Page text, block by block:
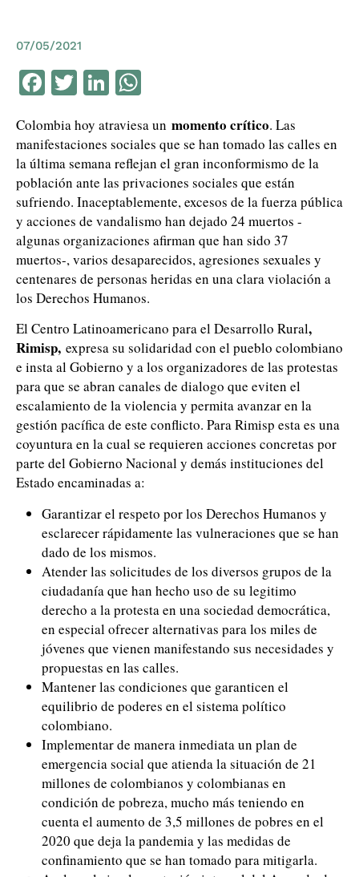
07/05/2021
Facebook
TwitterLinkedIn
Colombia hoy atraviesa un momento crítico. Las
manifestaciones sociales que se han tomado las calles en
la última semana reflejan el gran inconformismo de la
población ante las privaciones sociales que están
sufriendo. Inaceptablemente, excesos de la fuerza pública
y acciones de vandalismo han dejado 24 muertos -
algunas organizaciones afirman que han sido 37
muertos-, varios desaparecidos, agresiones sexuales y
centenares de personas heridas en una clara violación a
los Derechos Humanos.
El Centro Latinoamericano para el Desarrollo Rural,
Rimisp, expresa su solidaridad con el pueblo colombiano
e insta al Gobierno y a los organizadores de las protestas
para que se abran canales de dialogo que eviten el
escalamiento de la violencia y permita avanzar en la
gestión pacífica de este conflicto. Para Rimisp esta es una
coyuntura en la cual se requieren acciones concretas por
parte del Gobierno Nacional y demás instituciones del
Estado encaminadas a:
Garantizar el respeto por los Derechos Humanos y
esclarecer rápidamente las vulneraciones que se han
dado de los mismos.
Atender las solicitudes de los diversos grupos de la
ciudadanía que han hecho uso de su legitimo
derecho a la protesta en una sociedad democrática,
en especial ofrecer alternativas para los miles de
jóvenes que vienen manifestando sus necesidades y
propuestas en las calles.
Mantener las condiciones que garanticen el
equilibrio de poderes en el sistema político
colombiano.
Implementar de manera inmediata un plan de
emergencia social que atienda la situación de 21
millones de colombianos y colombianas en
condición de pobreza, mucho más teniendo en
cuenta el aumento de 3,5 millones de pobres en el
2020 que deja la pandemia y las medidas de
confinamiento que se han tomado para mitigarla.